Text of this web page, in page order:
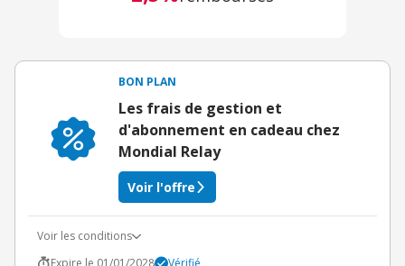
BON PLAN
Les frais de gestion et
d'abonnement en cadeau chez
Mondial Relay
Voir l'offre
Voir les conditions
Expire le 01/01/2028
Vérifié